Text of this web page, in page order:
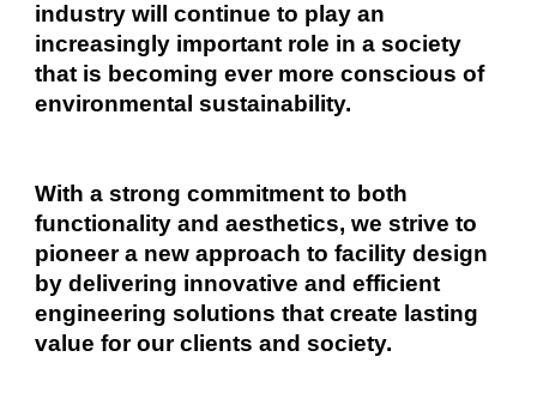
industry will continue to play an
increasingly important role in a society
that is becoming ever more conscious of
environmental sustainability.
With a strong commitment to both
functionality and aesthetics, we strive to
pioneer a new approach to facility design
by delivering innovative and efficient
engineering solutions that create lasting
value for our clients and society.